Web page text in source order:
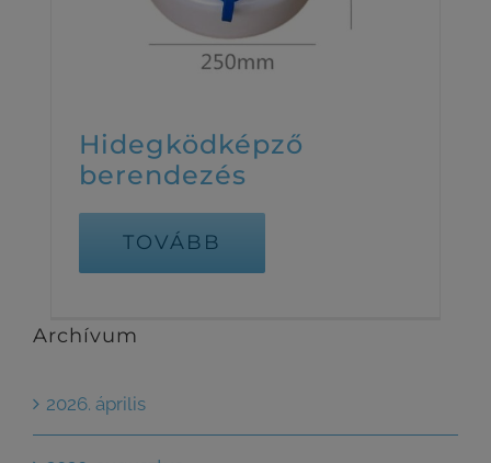
Hidegködképző
berendezés
TOVÁBB
Archívum
2026. április